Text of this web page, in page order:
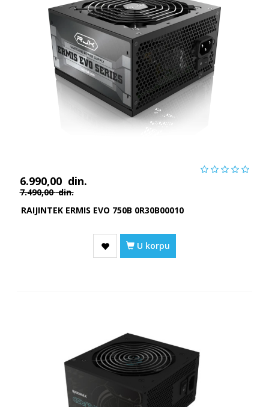
6.990,00 din.
7.490,00din.
RAIJINTEK ERMIS EVO 750B 0R30B00010
U korpu